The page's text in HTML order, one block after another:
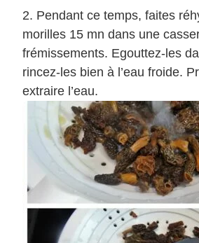
Pendant ce temps, faites
morilles 15 mn dans une
frémissements. Egouttez-les
rincez-les bien à l’eau froide.
extraire l’eau.